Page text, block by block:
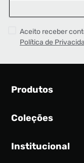
Aceito receber
Política de
Produtos
Calendário SNEAKER
Tênis
Coleções
Air Jordan 1
Institucional